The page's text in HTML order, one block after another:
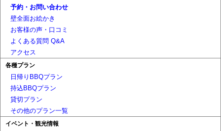
予約・お問い合わせ
壁全面お絵かき
お客様の声・口コミ
よくある質問 Q&A
アクセス
各種プラン
日帰りBBQプラン
持込BBQプラン
貸切プラン
その他のプラン一覧
イベント・観光情報